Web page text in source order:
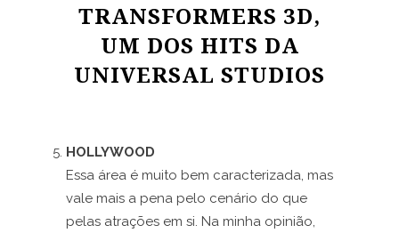
TRANSFORMERS 3D,
UM DOS HITS DA
UNIVERSAL STUDIOS
HOLLYWOOD
Essa área é muito bem caracterizada, mas
vale mais a pena pelo cenário do que
pelas atrações em si. Na minha opinião,